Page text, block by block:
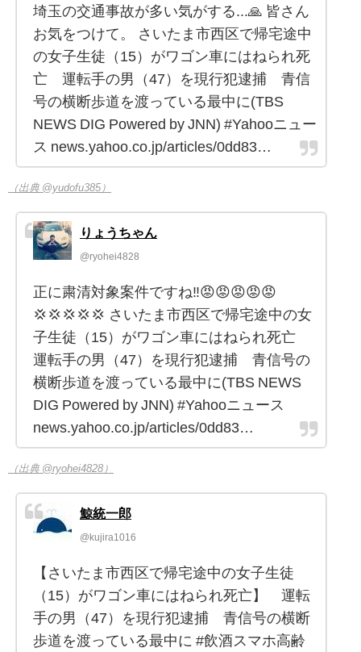
埼玉の交通事故が多い気がする...🙏 皆さん
お気をつけて。 さいたま市西区で帰宅途中
の女子生徒（15）がワゴン車にはねられ死
亡 運転手の男（47）を現行犯逮捕 青信
号の横断歩道を渡っている最中に(TBS
NEWS DIG Powered by JNN) #Yahooニュー
ス news.yahoo.co.jp/articles/0dd83…
（出典 @yudofu385）
りょうちゃん
@ryohei4828
正に粛清対象案件ですね‼️😡😡😡😡😡
💢💢💢💢💢 さいたま市西区で帰宅途中の女
子生徒（15）がワゴン車にはねられ死亡
運転手の男（47）を現行犯逮捕 青信号の
横断歩道を渡っている最中に(TBS NEWS
DIG Powered by JNN) #Yahooニュース
news.yahoo.co.jp/articles/0dd83…
（出典 @ryohei4828）
鯨統一郎
@kujira1016
【さいたま市西区で帰宅途中の女子生徒
（15）がワゴン車にはねられ死亡】 運転
手の男（47）を現行犯逮捕 青信号の横断
歩道を渡っている最中に #飲酒スマホ高齢